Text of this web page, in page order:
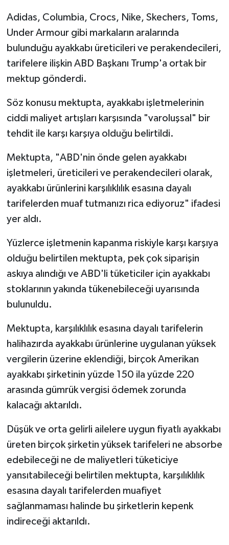
Adidas, Columbia, Crocs, Nike, Skechers, Toms,
Under Armour gibi markaların aralarında
bulunduğu ayakkabı üreticileri ve perakendecileri,
tarifelere ilişkin ABD Başkanı Trump'a ortak bir
mektup gönderdi.
Söz konusu mektupta, ayakkabı işletmelerinin
ciddi maliyet artışları karşısında "varoluşsal" bir
tehdit ile karşı karşıya olduğu belirtildi.
Mektupta, "ABD'nin önde gelen ayakkabı
işletmeleri, üreticileri ve perakendecileri olarak,
ayakkabı ürünlerini karşılıklılık esasına dayalı
tarifelerden muaf tutmanızı rica ediyoruz" ifadesi
yer aldı.
Yüzlerce işletmenin kapanma riskiyle karşı karşıya
olduğu belirtilen mektupta, pek çok siparişin
askıya alındığı ve ABD'li tüketiciler için ayakkabı
stoklarının yakında tükenebileceği uyarısında
bulunuldu.
Mektupta, karşılıklılık esasına dayalı tarifelerin
halihazırda ayakkabı ürünlerine uygulanan yüksek
vergilerin üzerine eklendiği, birçok Amerikan
ayakkabı şirketinin yüzde 150 ila yüzde 220
arasında gümrük vergisi ödemek zorunda
kalacağı aktarıldı.
Düşük ve orta gelirli ailelere uygun fiyatlı ayakkabı
üreten birçok şirketin yüksek tarifeleri ne absorbe
edebileceği ne de maliyetleri tüketiciye
yansıtabileceği belirtilen mektupta, karşılıklılık
esasına dayalı tarifelerden muafiyet
sağlanmaması halinde bu şirketlerin kepenk
indireceği aktarıldı.